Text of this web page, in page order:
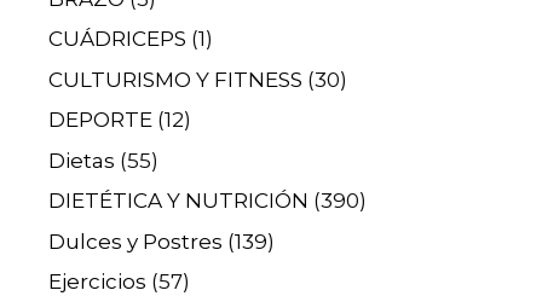
CUÁDRICEPS (1)
CULTURISMO Y FITNESS (30)
DEPORTE (12)
Dietas (55)
DIETÉTICA Y NUTRICIÓN (390)
Dulces y Postres (139)
Ejercicios (57)